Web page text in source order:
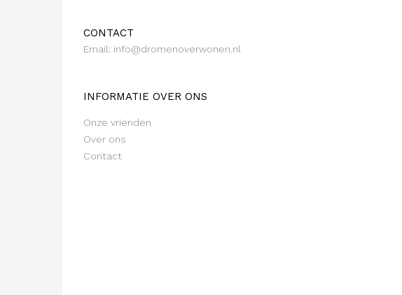
CONTACT
Email: info@dromenoverwonen.nl
INFORMATIE OVER ONS
Onze vrienden
Over ons
Contact